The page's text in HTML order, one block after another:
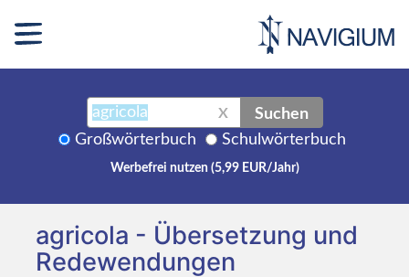
X Suchen
Großwörterbuch Schulwörterbuch
Werbefrei nutzen (5,99 EUR/Jahr)
agricola - Übersetzung und
Redewendungen